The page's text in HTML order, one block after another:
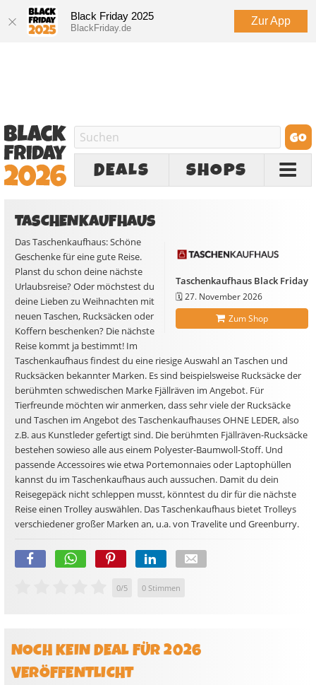
Black Friday 2025
BlackFriday.de
Zur App
DEALS SHOPS
TASCHENKAUFHAUS
Taschenkaufhaus Black Friday
🗓️27. November 2026
Zum Shop
Das Taschenkaufhaus: Schöne
Geschenke für eine gute Reise.
Planst du schon deine nächste
Urlaubsreise? Oder möchstest du
deine Lieben zu Weihnachten mit
neuen Taschen, Rucksäcken oder
Koffern beschenken? Die nächste
Reise kommt ja bestimmt! Im
Taschenkaufhaus findest du eine riesige Auswahl an Taschen und
Rucksäcken bekannter Marken. Es sind beispielsweise Rucksäcke der
berühmten schwedischen Marke Fjällräven im Angebot. Für
Tierfreunde möchten wir anmerken, dass sehr viele der Rucksäcke
und Taschen im Angebot des Taschenkaufhauses OHNE LEDER, also
z.B. aus Kunstleder gefertigt sind. Die berühmten Fjällräven-Rucksäcke
bestehen sowieso alle aus einem Polyester-Baumwoll-Stoff. Und
passende Accessoires wie etwa Portemonnaies oder Laptophüllen
kannst du im Taschenkaufhaus auch aussuchen. Damit du dein
Reisegepäck nicht schleppen musst, könntest du dir für die nächste
Reise einen Trolley auswählen. Das Taschenkaufhaus bietet Trolleys
verschiedener großer Marken an, u.a. von Travelite und Greenburry.
0/5 0 Stimmen
NOCH KEIN DEAL FÜR 2026
VERÖFFENTLICHT